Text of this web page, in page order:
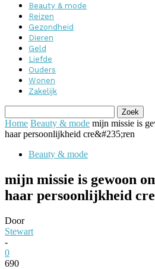
Beauty & mode
Reizen
Gezondheid
Dieren
Geld
Liefde
Ouders
Wonen
Zakelijk
Home Beauty & mode mijn missie is
haar persoonlijkheid cre&#235;ren
Beauty & mode
mijn missie is gewoon
haar persoonlijkheid
Door
Stewart
-
0
690